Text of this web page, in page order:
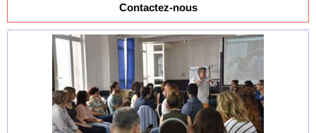
Contactez-nous